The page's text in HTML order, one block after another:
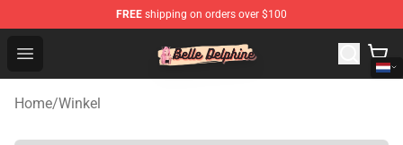
FREE shipping on orders over $100
Open menu
Belle Delphine Store - Official Belle Delphine
Home/Winkel